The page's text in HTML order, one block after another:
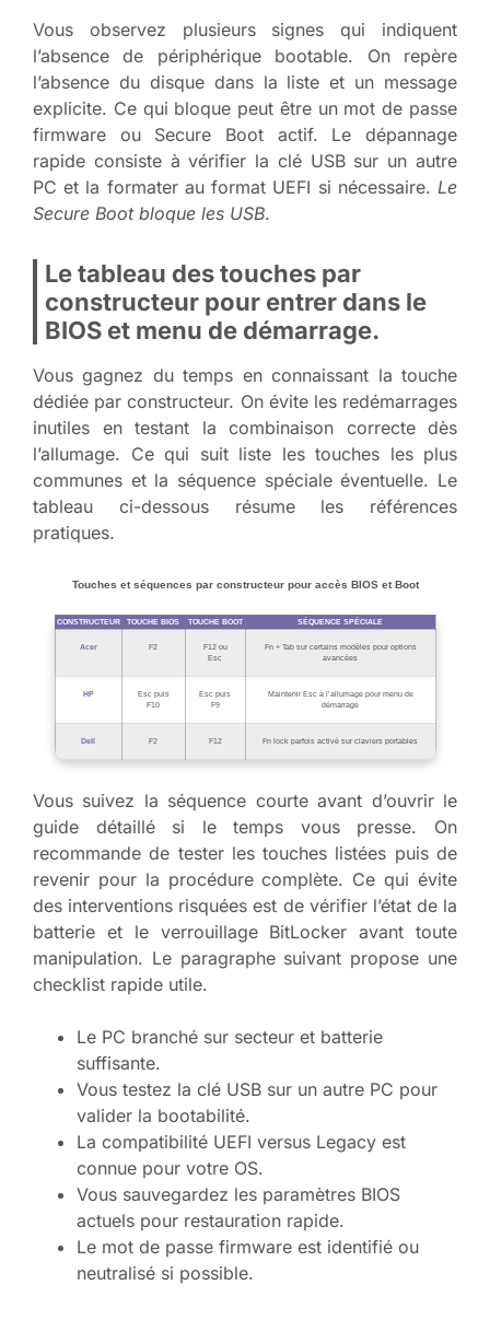
Vous observez plusieurs signes qui indiquent
l’absence de périphérique bootable. On repère
l’absence du disque dans la liste et un message
explicite. Ce qui bloque peut être un mot de passe
firmware ou Secure Boot actif. Le dépannage
rapide consiste à vérifier la clé USB sur un autre
PC et la formater au format UEFI si nécessaire. Le
Secure Boot bloque les USB.
Le tableau des touches par
constructeur pour entrer dans le
BIOS et menu de démarrage.
Vous gagnez du temps en connaissant la touche
dédiée par constructeur. On évite les redémarrages
inutiles en testant la combinaison correcte dès
l’allumage. Ce qui suit liste les touches les plus
communes et la séquence spéciale éventuelle. Le
tableau ci-dessous résume les références
pratiques.
Touches et séquences par constructeur pour accès BIOS et Boot
CONSTRUCTEUR TOUCHE BIOS TOUCHE BOOT SÉQUENCE SPÉCIALE
Acer F2
F12 ou
Esc
Fn + Tab sur certains modèles pour options
avancées
HP
Esc puis
F10
Esc puis
F9
Maintenir Esc à l’allumage pour menu de
démarrage
Dell F2 F12 Fn lock parfois activé sur claviers portables
Vous suivez la séquence courte avant d’ouvrir le
guide détaillé si le temps vous presse. On
recommande de tester les touches listées puis de
revenir pour la procédure complète. Ce qui évite
des interventions risquées est de vérifier l’état de la
batterie et le verrouillage BitLocker avant toute
manipulation. Le paragraphe suivant propose une
checklist rapide utile.
Le PC branché sur secteur et batterie
suffisante.
Vous testez la clé USB sur un autre PC pour
valider la bootabilité.
La compatibilité UEFI versus Legacy est
connue pour votre OS.
Vous sauvegardez les paramètres BIOS
actuels pour restauration rapide.
Le mot de passe firmware est identifié ou
neutralisé si possible.